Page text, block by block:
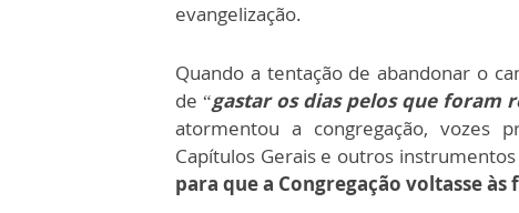
evangelização.
Quando a tentação de abandonar o
de “gastar os dias pelos que foram
atormentou a congregação, vozes
Capítulos Gerais e outros
para que a Congregação voltasse